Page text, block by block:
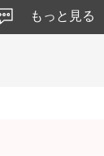
もっと見る